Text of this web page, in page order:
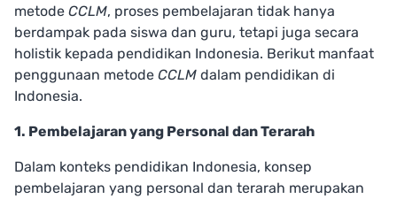
metode CCLM, proses pembelajaran tidak hanya
berdampak pada siswa dan guru, tetapi juga secara
holistik kepada pendidikan Indonesia. Berikut manfaat
penggunaan metode CCLM dalam pendidikan di
Indonesia.
1. Pembelajaran yang Personal dan Terarah
Dalam konteks pendidikan Indonesia, konsep
pembelajaran yang personal dan terarah merupakan